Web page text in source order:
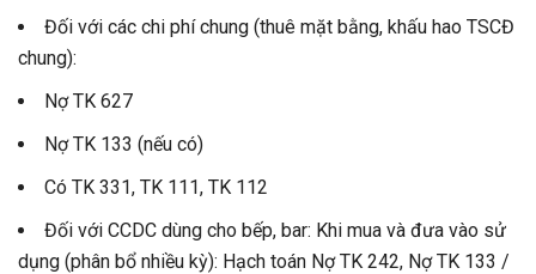
Đối với các chi phí chung (thuê mặt bằng, khấu hao TSCĐ
chung):
Nợ TK 627
Nợ TK 133 (nếu có)
Có TK 331, TK 111, TK 112
Đối với CCDC dùng cho bếp, bar: Khi mua và đưa vào sử
dụng (phân bổ nhiều kỳ): Hạch toán Nợ TK 242, Nợ TK 133 /